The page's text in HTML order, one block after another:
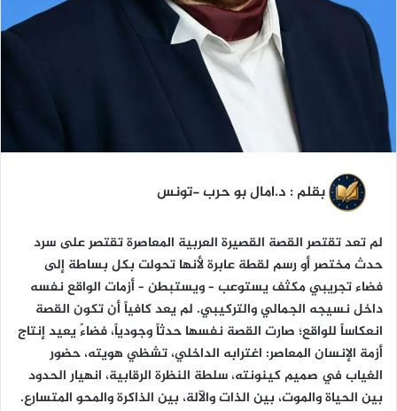
بقلم : د.امال بو حرب -تونس
لم تعد تقتصر القصة القصيرة العربية المعاصرة تقتصر على سرد
حدث مختصر أو رسم لقطة عابرة لأنها تحولت بكل بساطة إلى
فضاء تجريبي مكثف يستوعب – ويستبطن – أزمات الواقع نفسه
داخل نسيجه الجمالي والتركيبي. لم يعد كافياً أن تكون القصة
انعكاساً للواقع؛ صارت القصة نفسها حدثاً وجودياً، فضاءً يعيد إنتاج
أزمة الإنسان المعاصر: اغترابه الداخلي، تشظي هويته، حضور
الغياب في صميم كينونته، سلطة النظرة الرقابية، انهيار الحدود
بين الحياة والموت، بين الذات والآلة، بين الذاكرة والمحو المتسارع.